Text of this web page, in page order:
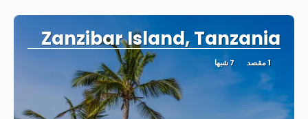
Zanzibar Island, Tanzania
1 مقصد 7 شبها